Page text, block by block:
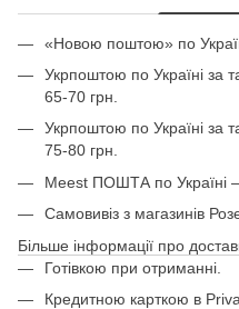
«Новою поштою» по
Укрпоштою по Україні
65-70 грн.
Укрпоштою по Україні
75-80 грн.
Meest ПОШТА по Україні
Самовивіз з магазинів
Більше інформації про
Готівкою при отриманні.
Кредитною карткою в